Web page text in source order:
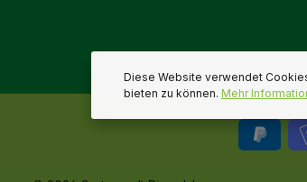
Diese Website verwendet
bieten zu können. Mehr